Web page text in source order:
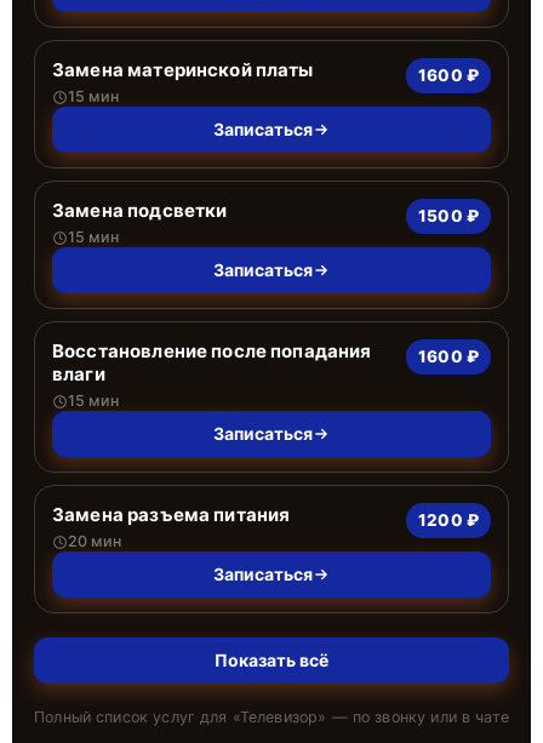
Замена материнской платы
15 мин
1600 ₽
Записаться
Замена подсветки
15 мин
1500 ₽
Записаться
Восстановление после попадания
влаги
15 мин
1600 ₽
Записаться
Замена разъема питания
20 мин
1200 ₽
Записаться
Показать всё
Полный список услуг для «Телевизор» — по звонку или в чате